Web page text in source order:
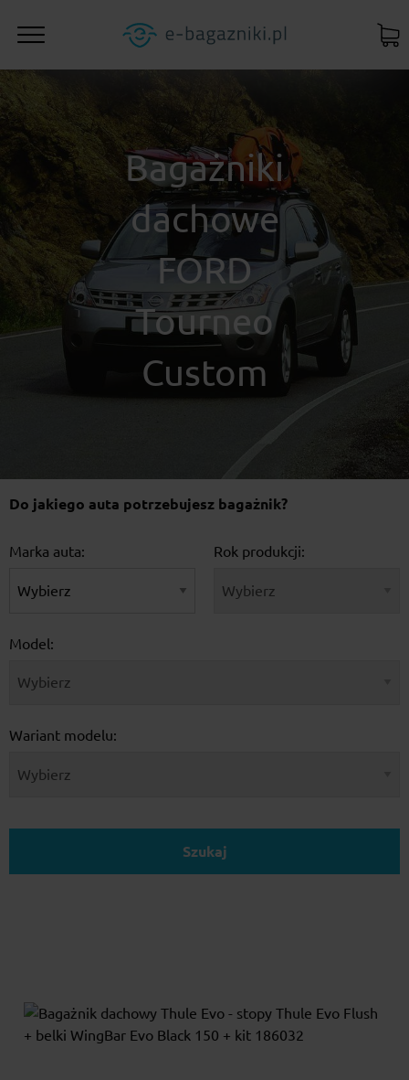
Bagażniki
dachowe
FORD
Tourneo
Custom
Do jakiego auta potrzebujesz bagażnik?
Marka auta: Rok produkcji:
Model:
Wariant modelu:
Szukaj